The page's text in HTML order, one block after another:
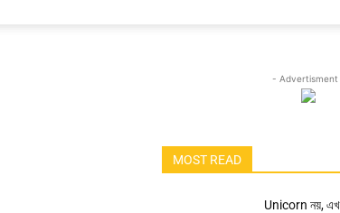
- Advertisment
MOST READ
Unicorn নয়,